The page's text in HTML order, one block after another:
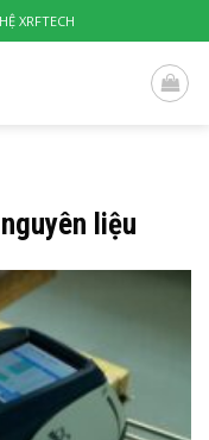
XRFTECH
liệu